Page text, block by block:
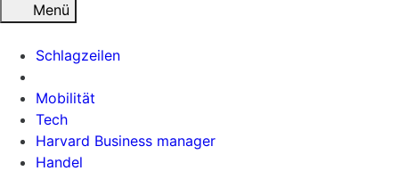
Menü
Schlagzeilen
Mobilität
Tech
Harvard Business manager
Handel